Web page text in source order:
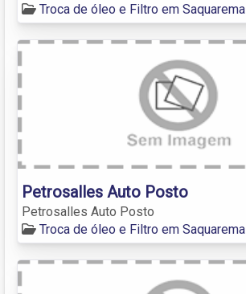
Troca de óleo e Filtro em Saquarema
Petrosalles Auto Posto
Petrosalles Auto Posto
Troca de óleo e Filtro em Saquarema